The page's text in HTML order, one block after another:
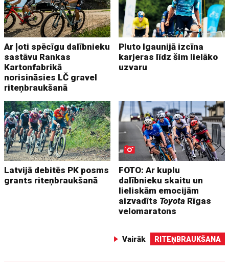
Ar ļoti spēcīgu dalībnieku
sastāvu Rankas
Kartonfabrikā
norisināsies LČ gravel
riteņbraukšanā
Pluto Igaunijā izcīna
karjeras līdz šim lielāko
uzvaru
Latvijā debitēs PK posms
grants riteņbraukšanā
FOTO: Ar kuplu
dalībnieku skaitu un
lieliskām emocijām
aizvadīts Toyota Rīgas
velomaratons
Vairāk RITEŅBRAUKŠANA